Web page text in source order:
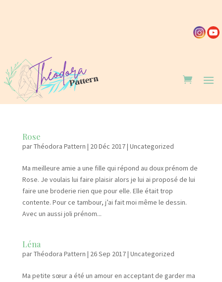
Rose
parThéodora Pattern | 20 Déc 2017| Uncategorized
Ma meilleure amie a une fille qui répond au doux prénom de
Rose. Je voulais lui faire plaisir alors je lui ai proposé de lui
faire une broderie rien que pour elle. Elle était trop
contente. Pour ce tambour, j’ai fait moi même le dessin.
Avec un aussi joli prénom...
Léna
parThéodora Pattern | 26 Sep 2017| Uncategorized
Ma petite sœur a été un amour en acceptant de garder ma